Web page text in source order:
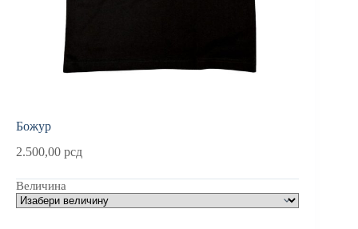
Божур
2.500,00 рсд
Величина